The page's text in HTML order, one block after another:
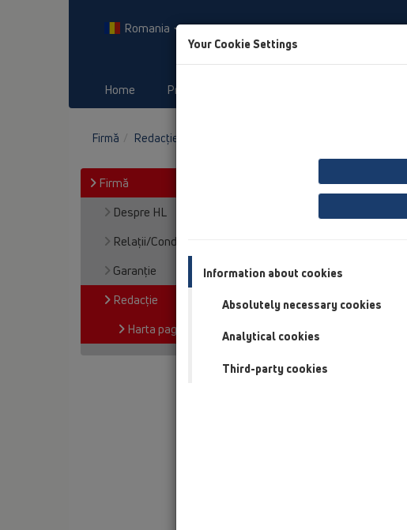
Romania
Home Produs
Firmă Redacţie
Firmă
Despre HL
Relaţii/Condiţii
Garanţie
Redacţie
Harta paginii
Your Cookie Settings
Information about cookies
Absolutely necessary cookies
Analytical cookies
Third-party cookies